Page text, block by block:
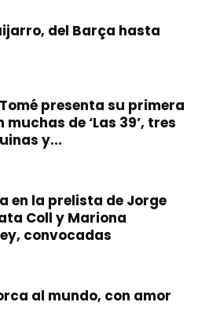
del Barça hasta
presenta su primera
de ‘Las 39’, tres
y...
en la prelista de Jorge
Coll y Mariona
convocadas
al mundo, con amor